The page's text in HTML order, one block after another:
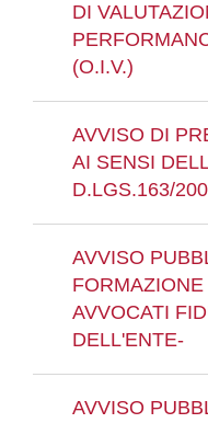
DI
(O.I.V.)
AVVISO DI
AI SENSI
D.LGS.163/
AVVISO
AVVOCATI
DELL'ENTE-
AVVISO